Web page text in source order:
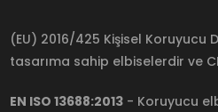
(EU) 2016/425 Kişisel Koruyucu
tasarıma sahip elbiselerdir ve
EN ISO 13688:2013 - Koruyucu